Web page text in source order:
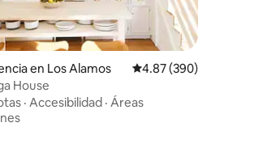
4.96 de 5; 122 evaluaciones
en Los Alamos Calificación promedio:
4.87 (390)
House
· Accesibilidad · Áreas